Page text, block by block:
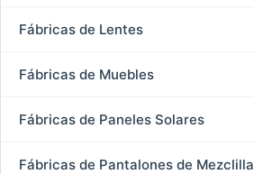
Fábricas de Lentes
Fábricas de Muebles
Fábricas de Paneles Solares
Fábricas de Pantalones de Mezclilla